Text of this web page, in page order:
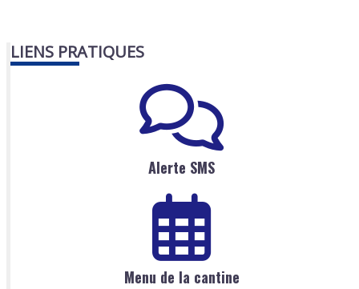
LIENS PRATIQUES
Alerte SMS
Menu de la cantine